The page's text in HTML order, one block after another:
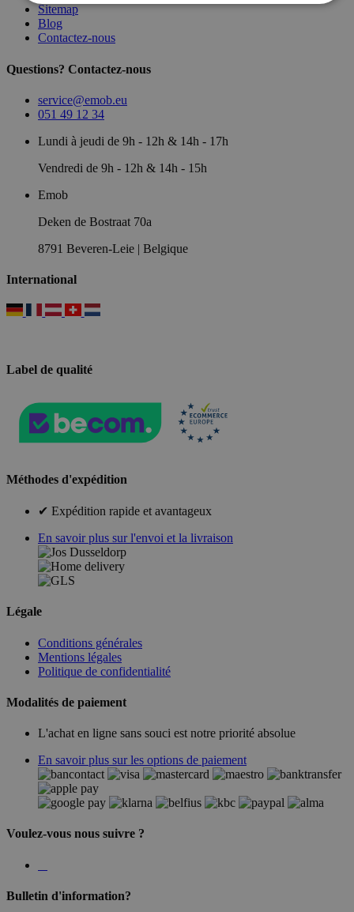
Sitemap
Blog
Contactez-nous
Questions? Contactez-nous
service@emob.eu
051 49 12 34
Lundi à jeudi de 9h - 12h & 14h - 17h
Vendredi de 9h - 12h & 14h - 15h
Emob
Deken de Bostraat 70a
8791 Beveren-Leie | Belgique
International
Label de qualité
Méthodes d'expédition
✔ Expédition rapide et avantageux
En savoir plus sur l'envoi et la livraison
Légale
Conditions générales
Mentions légales
Politique de confidentialité
Modalités de paiement
L'achat en ligne sans souci est notre priorité absolue
En savoir plus sur les options de paiement
Voulez-vous nous suivre ?
Bulletin d'information?